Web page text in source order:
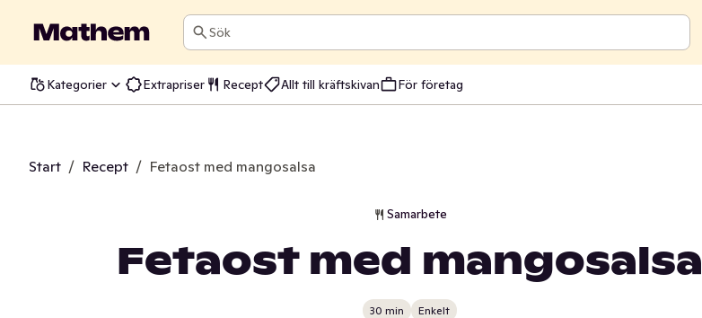
Sök
Kategorier Extrapriser Recept Allt till kräftskivan För företag
Start / Recept / Fetaost med mangosalsa
Samarbete
Fetaost med mangosalsa
30 min Enkelt